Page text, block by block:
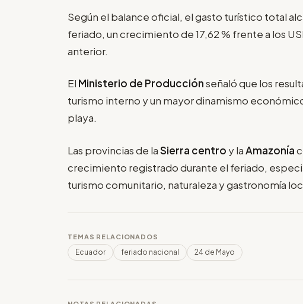
Según el balance oficial, el gasto turístico total
feriado, un crecimiento de 17,62 % frente a los
anterior.
El Ministerio de Producciónseñaló que los
turismo interno y un mayor dinamismo
playa.
Las provincias de laSierra centro y laAmazonía
crecimiento registrado durante el feriado,
turismo comunitario, naturaleza y gastronomía
TEMAS RELACIONADOS
Ecuador feriado nacional 24 de Mayo